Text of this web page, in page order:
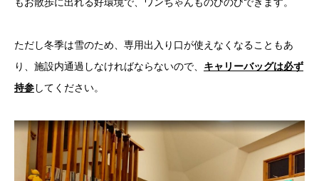
ただし冬季は雪のため、専用出入り口が使えなくなることもあ
り、施設内通過しなければならないので、 キャリーバッグは必ず
持参してください。